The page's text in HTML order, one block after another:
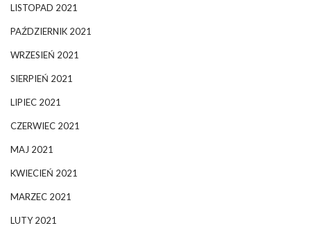
LISTOPAD 2021
PAŹDZIERNIK 2021
WRZESIEŃ 2021
SIERPIEŃ 2021
LIPIEC 2021
CZERWIEC 2021
MAJ 2021
KWIECIEŃ 2021
MARZEC 2021
LUTY 2021